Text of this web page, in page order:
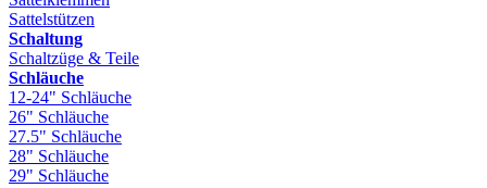
Sattelstützen
Schaltung
Schaltzüge & Teile
Schläuche
12-24" Schläuche
26" Schläuche
27.5" Schläuche
28" Schläuche
29" Schläuche